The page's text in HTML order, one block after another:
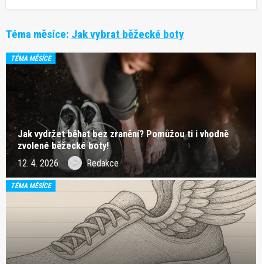
Téma měsíce: Jak vybrat běžecké boty
TÉMA MĚSÍCE
Jak vydržet běhat bez zranění? Pomůžou ti i vhodně
zvolené běžecké boty!
12. 4. 2026 Redakce
TÉMA MĚSÍCE